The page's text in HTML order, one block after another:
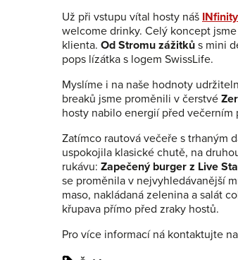
Už při vstupu vítal hosty náš
welcome drinky. Celý koncept
klienta. Od Stromu zážitků s mini
pops lízátka s logem SwissLife.
Myslíme i na naše hodnoty
breaků jsme proměnili v čerstvé
hosty nabilo energií před večerním
Zatímco rautová večeře s trhaným
uspokojila klasické chutě, na
rukávu: Zapečený burger z Live
se proměnila v nejvyhledávanější
maso, nakládaná zelenina a salát
křupava přímo před zraky hostů.
Pro více informací ná kontaktujte na